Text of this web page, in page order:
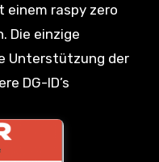
einem raspy zero
Die einzige
Unterstützung der
DG-ID’s